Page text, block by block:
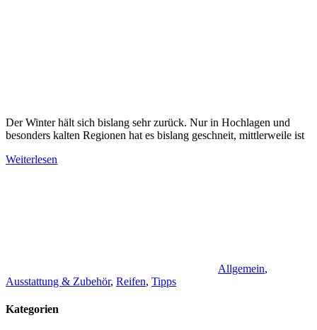
Der Winter hält sich bislang sehr zurück. Nur in Hochlagen und
besonders kalten Regionen hat es bislang geschneit, mittlerweile ist
Weiterlesen
Allgemein,
Ausstattung & Zubehör, Reifen, Tipps
Kategorien